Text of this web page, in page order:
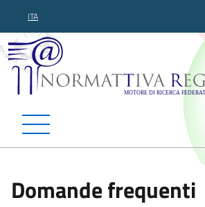
ITA
Normattiva
Domande frequenti